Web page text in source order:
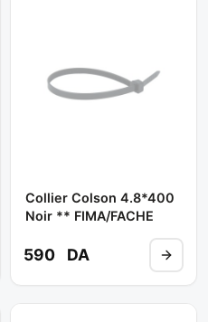
Collier Colson 4.8*400
Noir ** FIMA/FACHE
590 DA